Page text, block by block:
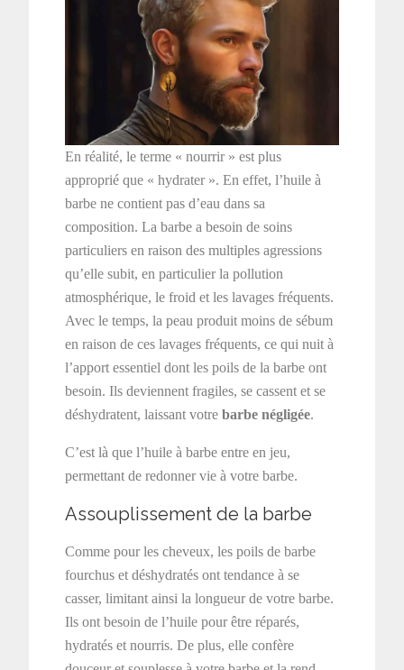
En réalité, le terme « nourrir » est plus
approprié que « hydrater ». En effet, l’huile à
barbe ne contient pas d’eau dans sa
composition. La barbe a besoin de soins
particuliers en raison des multiples agressions
qu’elle subit, en particulier la pollution
atmosphérique, le froid et les lavages fréquents.
Avec le temps, la peau produit moins de sébum
en raison de ces lavages fréquents, ce qui nuit à
l’apport essentiel dont les poils de la barbe ont
besoin. Ils deviennent fragiles, se cassent et se
déshydratent, laissant votrebarbe négligée.
C’est là que l’huile à barbe entre en jeu,
permettant de redonner vie à votre barbe.
Assouplissement de la barbe
Comme pour les cheveux, les poils de barbe
fourchus et déshydratés ont tendance à se
casser, limitant ainsi la longueur de votre barbe.
Ils ont besoin de l’huile pour être réparés,
hydratés et nourris. De plus, elle confère